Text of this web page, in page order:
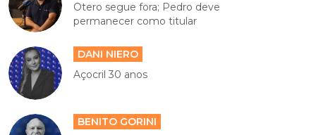
Otero segue fora; Pedro deve
permanecer como titular
DANI NIERO
Açocril 30 anos
BENITO GORINI